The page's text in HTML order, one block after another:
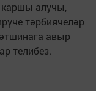
каршы алучы,
тәрбиячеләр
авыр
телибез.